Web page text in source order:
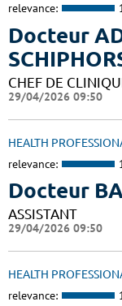
relevance:
Docteur
CHEF DE
29/04/2026 09:50
HEALTH
relevance:
Docteur
ASSISTANT
29/04/2026 09:50
HEALTH
relevance: